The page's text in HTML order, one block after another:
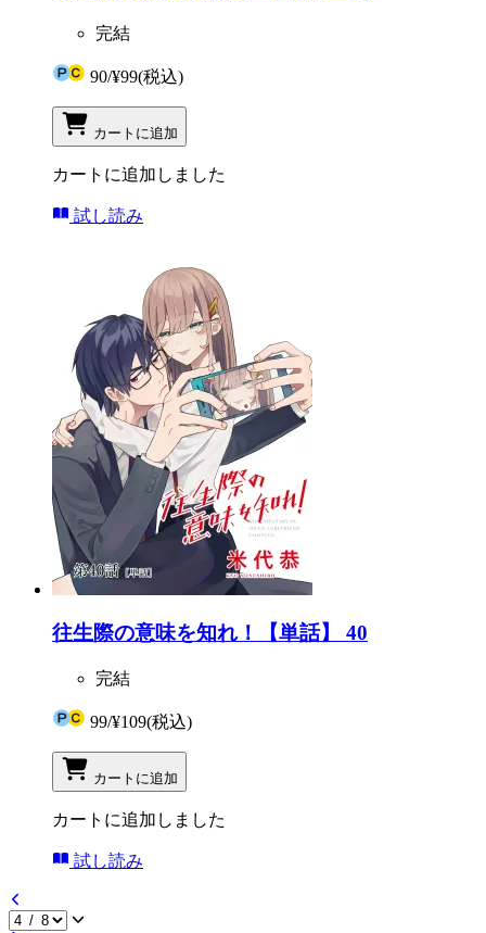
完結
90/¥99(税込)
カートに追加
カートに追加しました
試し読み
往生際の意味を知れ！【単話】 40
完結
99/¥109(税込)
カートに追加
カートに追加しました
試し読み